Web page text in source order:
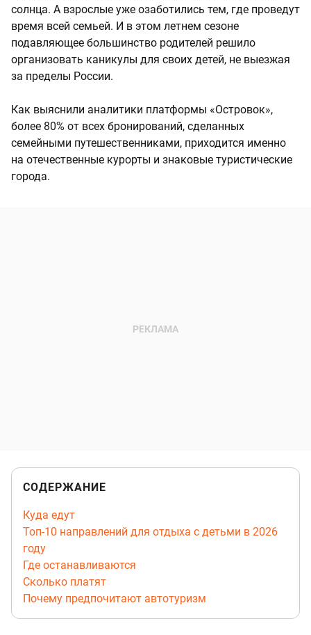
солнца. А взрослые уже озаботились тем, где проведут
время всей семьей. И в этом летнем сезоне
подавляющее большинство родителей решило
организовать каникулы для своих детей, не выезжая
за пределы России.
Как выяснили аналитики платформы «Островок»,
более 80% от всех бронирований, сделанных
семейными путешественниками, приходится именно
на отечественные курорты и знаковые туристические
города.
СОДЕРЖАНИЕ
Куда едут
Топ-10 направлений для отдыха с детьми в 2026
году
Где останавливаются
Сколько платят
Почему предпочитают автотуризм